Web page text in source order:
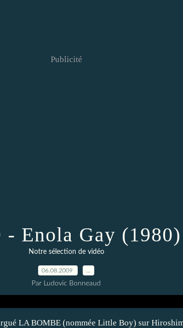
Publicité
- Enola Gay (1980)
Notre sélection de vidéo
06.08.2009
Par Ludovic Bonneaud
LA BOMBE (nommée Little Boy) sur